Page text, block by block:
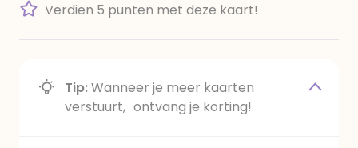
Verdien 5 punten met deze kaart!
Tip:Wanneer je meer kaarten
verstuurt, ontvang je korting!